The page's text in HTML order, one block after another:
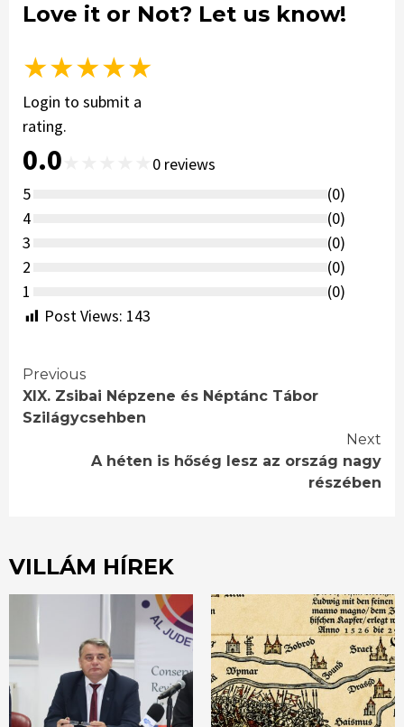
Love it or Not? Let us know!
★★★★★
Login to submit a
rating.
0.0 0 reviews
5
(0)
4
(0)
3
(0)
2
(0)
1
(0)
Post Views: 143
Continue
Reading
Previous
XIX. Zsibai Népzene és Néptánc Tábor
Szilágycsehben
Next
A héten is hőség lesz az ország nagy
részében
VILLÁM HÍREK